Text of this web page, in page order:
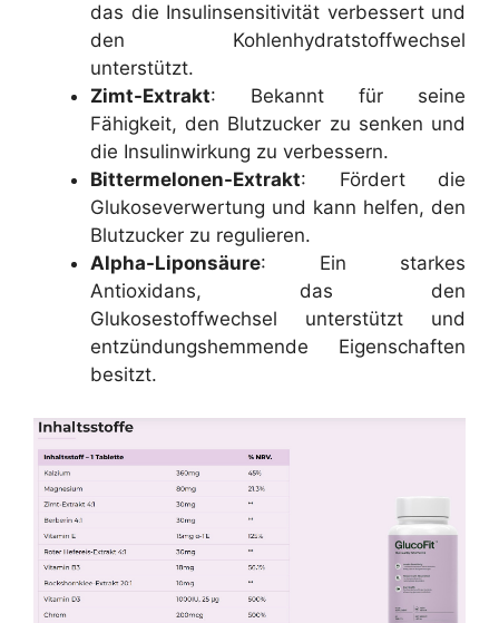
das die Insulinsensitivität verbessert und
den Kohlenhydratstoffwechsel
unterstützt.
Zimt-Extrakt: Bekannt für seine
Fähigkeit, den Blutzucker zu senken und
die Insulinwirkung zu verbessern.
Bittermelonen-Extrakt: Fördert die
Glukoseverwertung und kann helfen, den
Blutzucker zu regulieren.
Alpha-Liponsäure: Ein starkes
Antioxidans, das den
Glukosestoffwechsel unterstützt und
entzündungshemmende Eigenschaften
besitzt.